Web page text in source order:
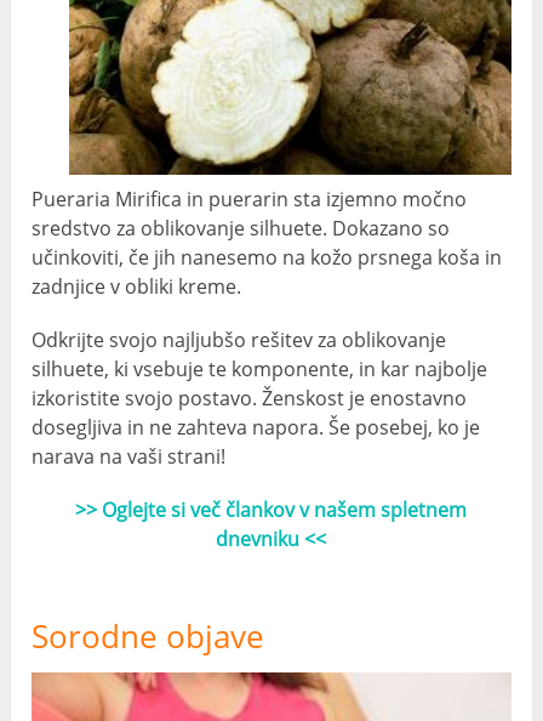
Pueraria Mirifica in puerarin sta izjemno močno
sredstvo za oblikovanje silhuete. Dokazano so
učinkoviti, če jih nanesemo na kožo prsnega koša in
zadnjice v obliki kreme.
Odkrijte svojo najljubšo rešitev za oblikovanje
silhuete, ki vsebuje te komponente, in kar najbolje
izkoristite svojo postavo. Ženskost je enostavno
dosegljiva in ne zahteva napora. Še posebej, ko je
narava na vaši strani!
>> Oglejte si več člankov v našem spletnem
dnevniku <<
Sorodne objave